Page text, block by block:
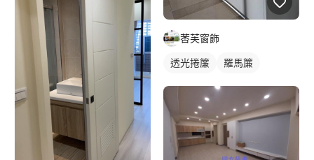
莕芙窗飾
透光捲簾 羅馬簾